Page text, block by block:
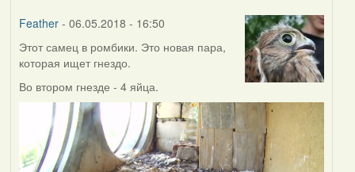
Feather- 06.05.2018 - 16:50
Этот самец в ромбики. Это новая пара,
которая ищет гнездо.
Во втором гнезде - 4 яйца.